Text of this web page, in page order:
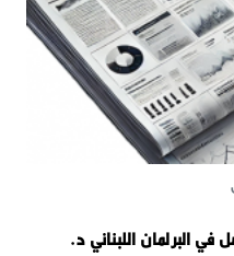
البرلمان اللبناني د.